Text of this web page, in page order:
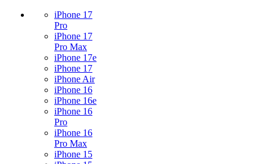
iPhone 17
Pro
iPhone 17
Pro Max
iPhone 17e
iPhone 17
iPhone Air
iPhone 16
iPhone 16e
iPhone 16
Pro
iPhone 16
Pro Max
iPhone 15